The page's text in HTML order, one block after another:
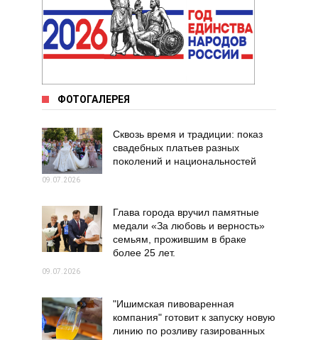
ФОТОГАЛЕРЕЯ
Сквозь время и традиции: показ
свадебных платьев разных
поколений и национальностей
09.07.2026
Глава города вручил памятные
медали «За любовь и верность»
семьям, прожившим в браке
более 25 лет.
09.07.2026
"Ишимская пивоваренная
компания" готовит к запуску новую
линию по розливу газированных